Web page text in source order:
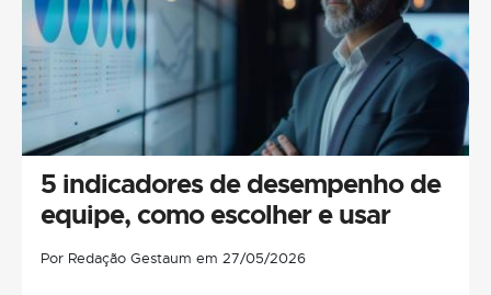
5 indicadores de desempenho de
equipe, como escolher e usar
Por Redação Gestaum em 27/05/2026